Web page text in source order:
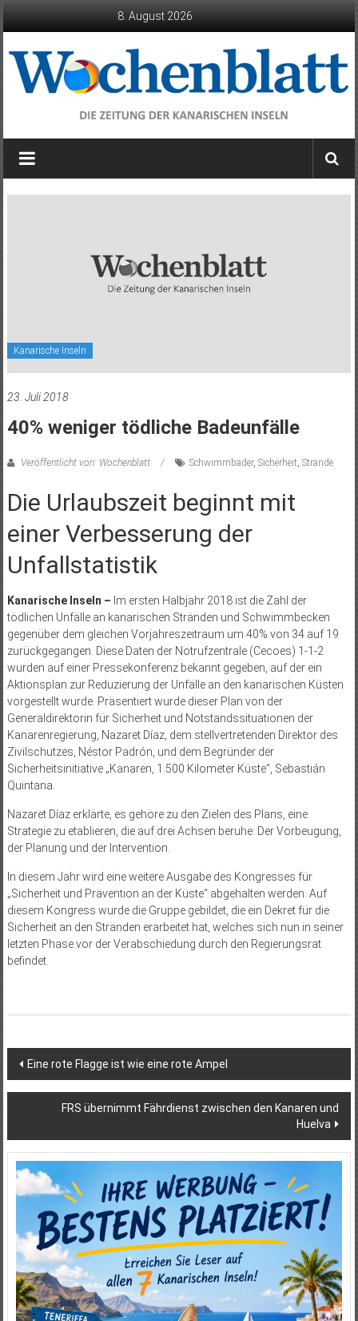
8. August 2026
Wochenblatt
die
Kanarische Inseln
23. Juli 2018
40% weniger tödliche Badeunfälle
Veröffentlicht von: Wochenblatt Schwimmbäder, Sicherheit, Strände
Die Urlaubszeit beginnt mit
einer Verbesserung der
Unfallstatistik
Kanarische Inseln – Im ersten Halbjahr 2018 ist die Zahl der
tödlichen Unfälle an kanarischen Stränden und Schwimmbecken
gegenüber dem gleichen Vorjahreszeitraum um 40% von 34 auf 19
zurückgegangen. Diese Daten der Notrufzentrale (Cecoes) 1-1-2
wurden auf einer Pressekonferenz bekannt gegeben, auf der ein
Aktionsplan zur Reduzierung der Unfälle an den kanarischen Küsten
vorgestellt wurde. Präsentiert wurde dieser Plan von der
Generaldirektorin für Sicherheit und Notstandssituationen der
Kanarenregierung, Nazaret Díaz, dem stellvertretenden Direktor des
Zivilschutzes, Néstor Padrón, und dem Begründer der
Sicherheitsinitiative „Kanaren, 1.500 Kilometer Küste“, Sebastián
Quintana.
Nazaret Díaz erklärte, es gehöre zu den Zielen des Plans, eine
Strategie zu etablieren, die auf drei Achsen beruhe: Der Vorbeugung,
der Planung und der Intervention.
In diesem Jahr wird eine weitere Ausgabe des Kongresses für
„Sicherheit und Prävention an der Küste“ abgehalten werden. Auf
diesem Kongress wurde die Gruppe gebildet, die ein Dekret für die
Sicherheit an den Stränden erarbeitet hat, welches sich nun in seiner
letzten Phase vor der Verabschiedung durch den Regierungsrat
befindet.
Beitragsnavigation
Eine rote Flagge ist wie eine rote Ampel
FRS übernimmt Fährdienst zwischen den Kanaren und
Huelva